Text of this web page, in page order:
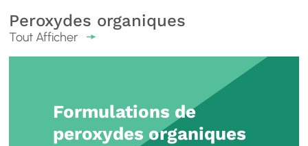
Peroxydes organiques
Tout Afficher
Formulations de
peroxydes organiques